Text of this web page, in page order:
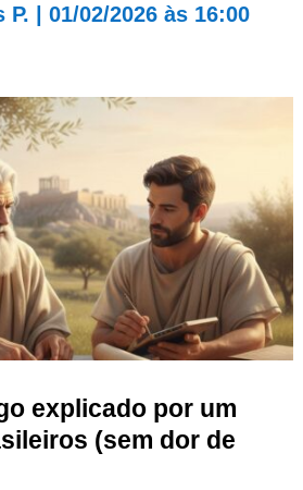
P. 01/02/2026 às 16:00
explicado por um
(sem dor de